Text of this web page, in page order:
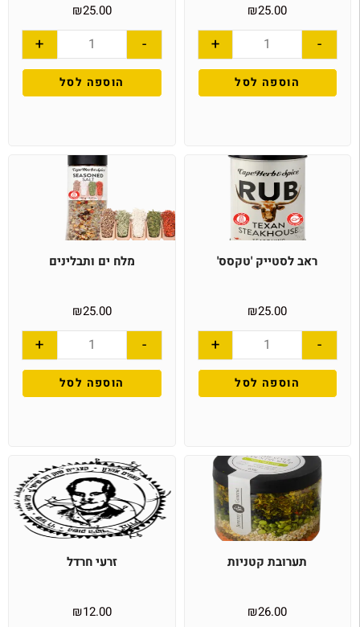
₪25.00
-
+
הוספה לסל
₪25.00
-
+
הוספה לסל
ראב לסטייק 'טקסס'
₪25.00
-
+
הוספה לסל
מלח ים ותבלינים
₪25.00
-
+
הוספה לסל
תערובת קטניות
₪26.00
זרעי חרדל
₪12.00